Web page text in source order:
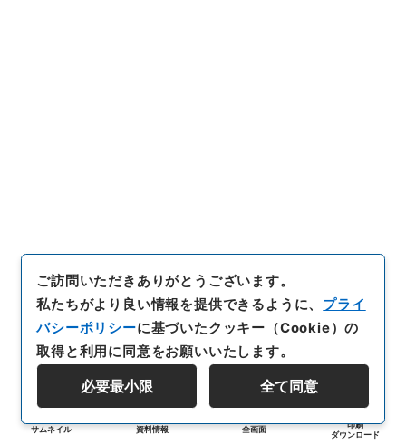
サムネイル 資料情報 全画面
印刷
ダウンロード
ご訪問いただきありがとうございます。
私たちがより良い情報を提供できるように、 プライ
バシーポリシーに基づいたクッキー（Cookie）の
取得と利用に同意をお願いいたします。
必要最小限 全て同意